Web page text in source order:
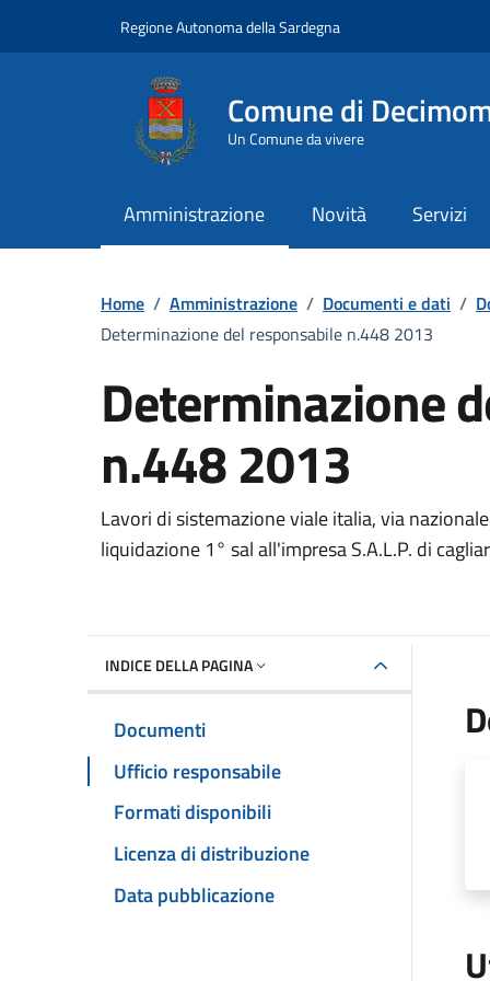
Regione Autonoma della Sardegna
Comune di
Un Comune da vivere
Amministrazione Novità Servizi
Home / Amministrazione / Documenti e dati /
Determinazione del responsabile n.448 2013
Determinazione
n.448 2013
Dettaglio del documento
Lavori di sistemazione viale italia, via
liquidazione 1° sal all'impresa S.A.L.P. di
INDICE DELLA PAGINA
Documenti
Ufficio responsabile
Formati disponibili
Licenza di distribuzione
Data pubblicazione